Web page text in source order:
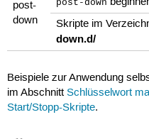
post-
down
post-down
Skripte im
down.d/
Beispiele zur Anwendung
im Abschnitt Schlüsselwort
Start/Stopp-Skripte.